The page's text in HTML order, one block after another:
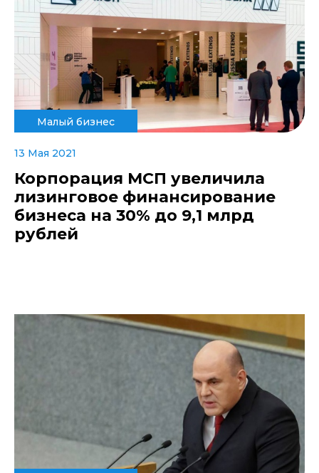
Малый бизнес
13 Мая 2021
Корпорация МСП увеличила
лизинговое финансирование
бизнеса на 30% до 9,1 млрд
рублей